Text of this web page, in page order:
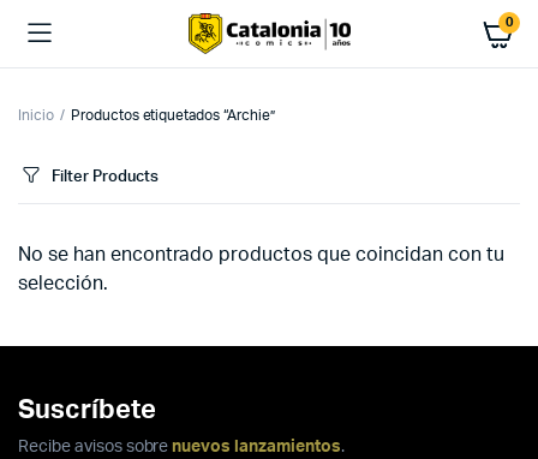
0
Inicio Productos etiquetados “Archie”
Filter Products
No se han encontrado productos que coincidan con tu
selección.
Suscríbete
Recibe avisos sobre nuevos lanzamientos.